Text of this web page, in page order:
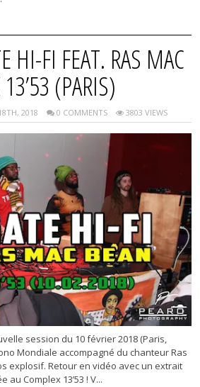
HI-FI FEAT. RAS MAC
(PARIS)
2018 0 COMMENTS 3803 VIEWS
session du 10 février 2018 (Paris,
Mondiale accompagné du chanteur Ras
explosif. Retour en vidéo avec un extrait
Complex 13’53 ! V...